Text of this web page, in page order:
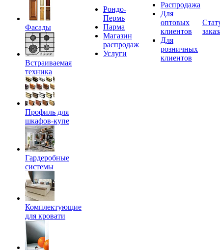
Фасады
Встраиваемая
техника
Профиль для
шкафов-купе
Гардеробные
системы
Комплектующие
для кровати
Рондо-
Пермь
Парма
Магазин
распродаж
Услуги
Распродажа
Для
оптовых
клиентов
Для
розничных
клиентов